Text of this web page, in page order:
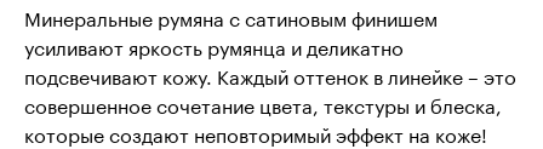
Минеральные румяна с сатиновым финишем
усиливают яркость румянца и деликатно
подсвечивают кожу. Каждый оттенок в линейке – это
совершенное сочетание цвета, текстуры и блеска,
которые создают неповторимый эффект на коже!